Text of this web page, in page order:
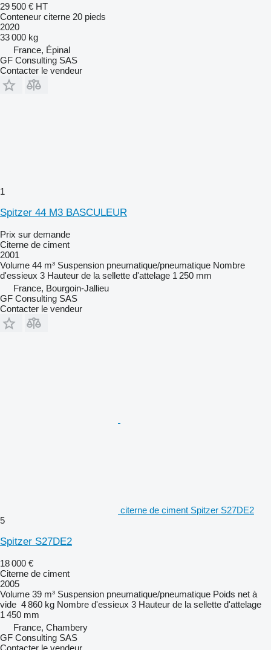
29 500 € HT
Conteneur citerne 20 pieds
2020
33 000 kg
France, Épinal
GF Consulting SAS
Contacter le vendeur
1
Spitzer 44 M3 BASCULEUR
Prix sur demande
Citerne de ciment
2001
Volume 44 m³ Suspension pneumatique/pneumatique Nombre
d'essieux 3 Hauteur de la sellette d'attelage 1 250 mm
France, Bourgoin-Jallieu
GF Consulting SAS
Contacter le vendeur
citerne de ciment Spitzer S27DE2
5
Spitzer S27DE2
18 000 €
Citerne de ciment
2005
Volume 39 m³ Suspension pneumatique/pneumatique Poids net à
vide 4 860 kg Nombre d'essieux 3 Hauteur de la sellette d'attelage
1 450 mm
France, Chambery
GF Consulting SAS
Contacter le vendeur